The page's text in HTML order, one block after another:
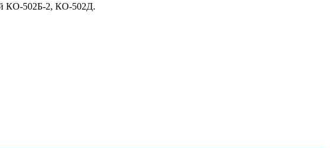
КО-502Б-2, КО-502Д.